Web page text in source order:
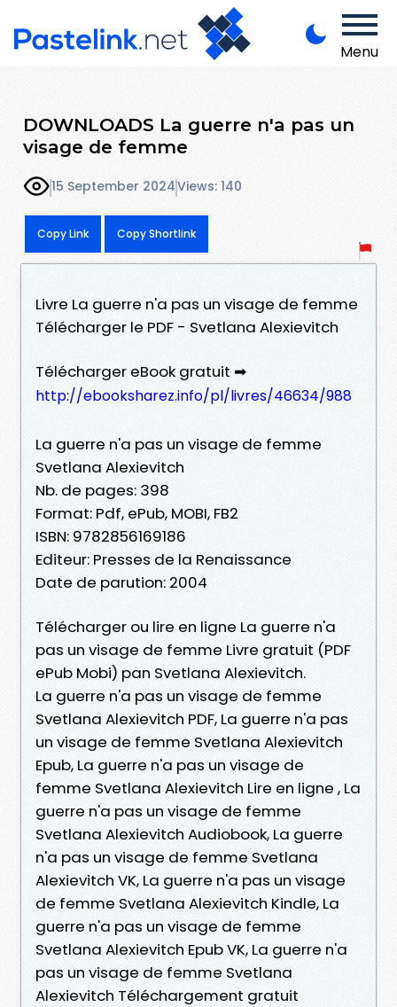
Menu
DOWNLOADS La guerre n'a pas un
visage de femme
15 September 2024Views: 140
Copy Link Copy Shortlink
Livre La guerre n'a pas un visage de femme
Télécharger le PDF - Svetlana Alexievitch
Télécharger eBook gratuit ➡
http://ebooksharez.info/pl/livres/46634/988
La guerre n'a pas un visage de femme
Svetlana Alexievitch
Nb. de pages: 398
Format: Pdf, ePub, MOBI, FB2
ISBN: 9782856169186
Editeur: Presses de la Renaissance
Date de parution: 2004
Télécharger ou lire en ligne La guerre n'a
pas un visage de femme Livre gratuit (PDF
ePub Mobi) pan Svetlana Alexievitch.
La guerre n'a pas un visage de femme
Svetlana Alexievitch PDF, La guerre n'a pas
un visage de femme Svetlana Alexievitch
Epub, La guerre n'a pas un visage de
femme Svetlana Alexievitch Lire en ligne , La
guerre n'a pas un visage de femme
Svetlana Alexievitch Audiobook, La guerre
n'a pas un visage de femme Svetlana
Alexievitch VK, La guerre n'a pas un visage
de femme Svetlana Alexievitch Kindle, La
guerre n'a pas un visage de femme
Svetlana Alexievitch Epub VK, La guerre n'a
pas un visage de femme Svetlana
Alexievitch Téléchargement gratuit